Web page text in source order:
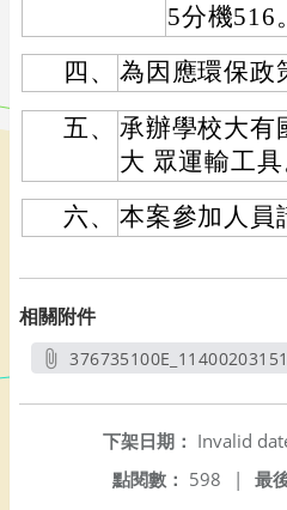
5分機516。
四、
為因應環保政
五、
承辦學校大有
大 眾運輸工具
六、
本案參加人員
相關附件
下架日期： Invalid
最
點閱數： 598 |